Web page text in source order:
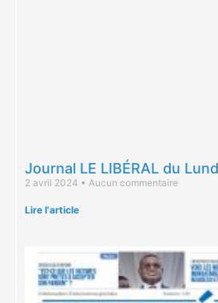
Journal LE LIBÉRAL du
2 avril 2024 Aucun commentaire
Lire l'article